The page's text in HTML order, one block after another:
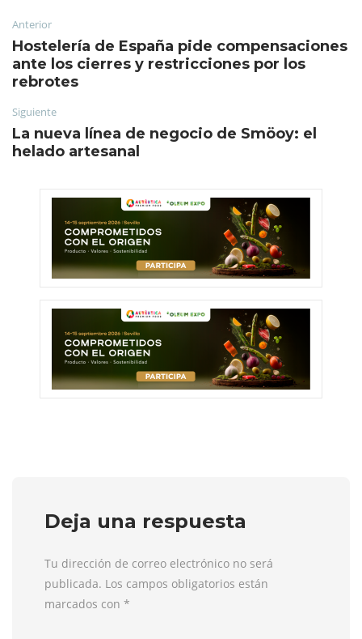
Anterior
Hostelería de España pide compensaciones
ante los cierres y restricciones por los
rebrotes
Siguiente
La nueva línea de negocio de Smöoy: el
helado artesanal
Deja una respuesta
Tu dirección de correo electrónico no será
publicada. Los campos obligatorios están
marcados con *